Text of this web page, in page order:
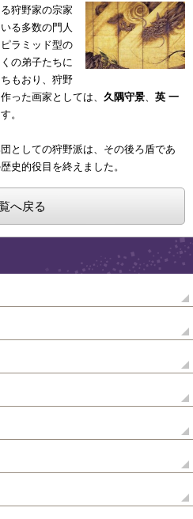
狩野家の宗家
る多数の門人
ラミッド型の
の弟子たちに
もおり、狩野
った画家としては、 久隅守景、 英 一
。
としての狩野派は、その後ろ盾であ
史的役目を終えました。
へ戻る